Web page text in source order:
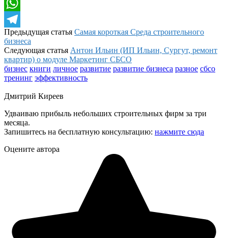
Odnoklassniki
WhatsApp
Telegram
Предыдущая статья Самая короткая Среда строительного
бизнеса
Следующая статья Антон Ильин (ИП Ильин, Сургут, ремонт
квартир) о модуле Маркетинг СБСО
бизнес книги личное развитие развитие бизнеса разное сбсо
тренинг эффективность
Дмитрий Киреев
Удваиваю прибыль небольших строительных фирм за три
месяца.
Запишитесь на бесплатную консультацию: нажмите сюда
Оцените автора